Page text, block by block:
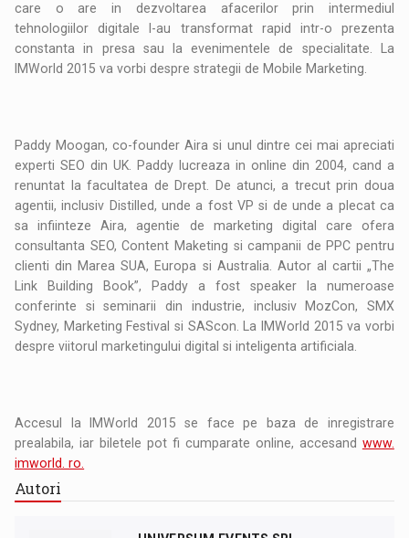
care o are in dezvoltarea afacerilor prin intermediul
tehnologiilor digitale l-au transformat rapid intr-o prezenta
constanta in presa sau la evenimentele de specialitate. La
IMWorld 2015 va vorbi despre strategii de Mobile Marketing.
Paddy Moogan, co-founder Aira si unul dintre cei mai apreciati
experti SEO din UK. Paddy lucreaza in online din 2004, cand a
renuntat la facultatea de Drept. De atunci, a trecut prin doua
agentii, inclusiv Distilled, unde a fost VP si de unde a plecat ca
sa infiinteze Aira, agentie de marketing digital care ofera
consultanta SEO, Content Maketing si campanii de PPC pentru
clienti din Marea SUA, Europa si Australia. Autor al cartii „The
Link Building Book”, Paddy a fost speaker la numeroase
conferinte si seminarii din industrie, inclusiv MozCon, SMX
Sydney, Marketing Festival si SAScon. La IMWorld 2015 va vorbi
despre viitorul marketingului digital si inteligenta artificiala.
Accesul la IMWorld 2015 se face pe baza de inregistrare
prealabila, iar biletele pot fi cumparate online, accesand www.
imworld. ro.
Autori